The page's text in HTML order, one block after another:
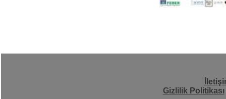
Gizlilik Politikası